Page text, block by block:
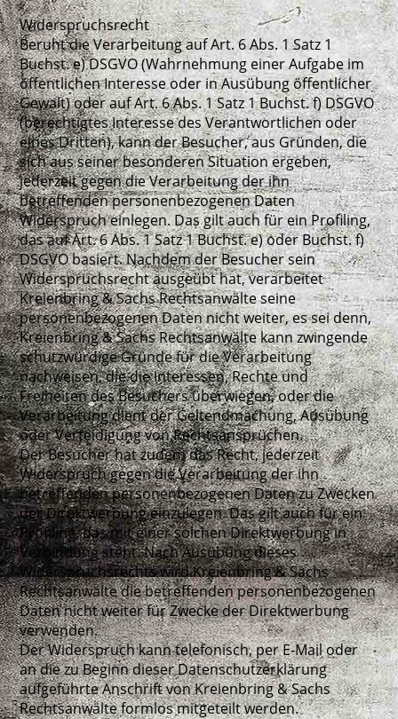
Widerspruchsrecht
Beruht die Verarbeitung auf Art. 6 Abs. 1 Satz 1
Buchst. e) DSGVO (Wahrnehmung einer Aufgabe im
öffentlichen Interesse oder in Ausübung öffentlicher
Gewalt) oder auf Art. 6 Abs. 1 Satz 1 Buchst. f) DSGVO
(berechtigtes Interesse des Verantwortlichen oder
eines Dritten), kann der Besucher, aus Gründen, die
sich aus seiner besonderen Situation ergeben,
jederzeit gegen die Verarbeitung der ihn
betreffenden personenbezogenen Daten
Widerspruch einlegen. Das gilt auch für ein Profiling,
das auf Art. 6 Abs. 1 Satz 1 Buchst. e) oder Buchst. f)
DSGVO basiert. Nachdem der Besucher sein
Widerspruchsrecht ausgeübt hat, verarbeitet
Kreienbring & Sachs Rechtsanwälte seine
personenbezogenen Daten nicht weiter, es sei denn,
Kreienbring & Sachs Rechtsanwälte kann zwingende
schutzwürdige Gründe für die Verarbeitung
nachweisen, die die Interessen, Rechte und
Freiheiten des Besuchers überwiegen, oder die
Verarbeitung dient der Geltendmachung, Ausübung
oder Verteidigung von Rechtsansprüchen.
Der Besucher hat zudem das Recht, jederzeit
Widerspruch gegen die Verarbeitung der ihn
betreffenden personenbezogenen Daten zu Zwecken
der Direktwerbung einzulegen. Das gilt auch für ein
Profiling, das mit einer solchen Direktwerbung in
Verbindung steht. Nach Ausübung dieses
Widerspruchsrechts wird Kreienbring & Sachs
Rechtsanwälte die betreffenden personenbezogenen
Daten nicht weiter für Zwecke der Direktwerbung
verwenden.
Der Widerspruch kann telefonisch, per E-Mail oder
an die zu Beginn dieser Datenschutzerklärung
aufgeführte Anschrift von Kreienbring & Sachs
Rechtsanwälte formlos mitgeteilt werden.